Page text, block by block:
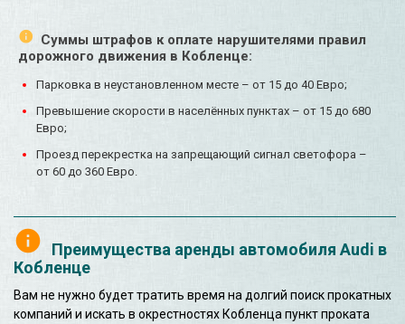
Суммы штрафов к оплате нарушителями правил
дорожного движения в Кобленце:
Парковка в неустановленном месте – от 15 до 40 Евро;
Превышение скорости в населённых пунктах – от 15 до 680
Евро;
Проезд перекрестка на запрещающий сигнал светофора –
от 60 до 360 Евро.
Преимущества аренды автомобиля Audi в
Кобленце
Вам не нужно будет тратить время на долгий поиск прокатных
компаний и искать в окрестностях Кобленца пункт проката